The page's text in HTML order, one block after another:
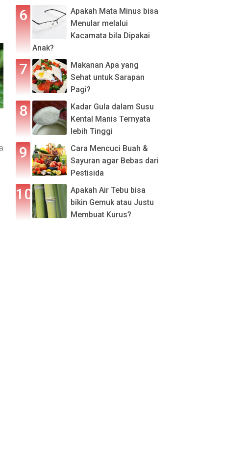
Apakah Mata Minus bisa
Menular melalui
Kacamata bila Dipakai
Anak?
Makanan Apa yang
Sehat untuk Sarapan
Pagi?
Kadar Gula dalam Susu
Kental Manis Ternyata
lebih Tinggi
Cara Mencuci Buah &
Sayuran agar Bebas dari
Pestisida
Apakah Air Tebu bisa
bikin Gemuk atau Justu
Membuat Kurus?